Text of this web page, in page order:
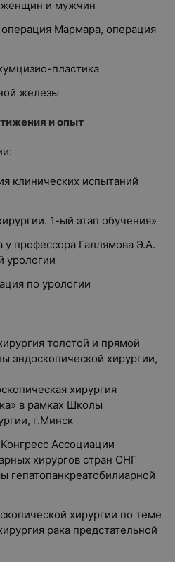
женщин и мужчин
Мармара, операция
пластика
железы
и опыт
клинических испытаний
1-ый этап обучения»
у профессора Галлямова Э.А.
урологии
по урологии
толстой и прямой
эндоскопической хирургии,
хирургия
в рамках Школы
г.Минск
Ассоциации
хирургов стран СНГ
гепатопанкреатобилиарной
хирургии по теме
рака предстательной